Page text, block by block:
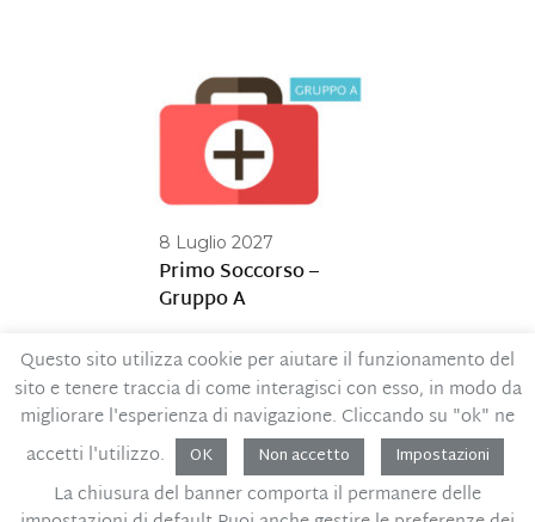
8 Luglio 2027
Primo Soccorso –
Gruppo A
Contatti
Privacy Policy
Codice Etico
MOG – Parte generale
Whistleblowing
Questo sito utilizza cookie per aiutare il funzionamento del
sito e tenere traccia di come interagisci con esso, in modo da
migliorare l'esperienza di navigazione. Cliccando su "ok" ne
accetti l'utilizzo.
OK Non accetto Impostazioni
La chiusura del banner comporta il permanere delle